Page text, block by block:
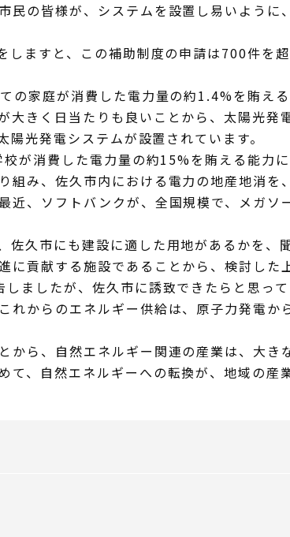
の皆様が、システムを設置し易いように
ますと、この補助制度の申請は700件を
家庭が消費した電力量の約1.4%を賄える
きく日当たりも良いことから、太陽光発
光発電システムが設置されています。
が消費した電力量の約15%を賄える能力に
み、佐久市内における電力の地産地消を
、ソフトバンクが、全国規模で、メガソ
久市にも建設に適した用地があるかを、
貢献する施設であることから、検討した
ましたが、佐久市に誘致できたらと思って
からのエネルギー供給は、原子力発電か
ら、自然エネルギー関連の産業は、大き
、自然エネルギーへの転換が、地域の産